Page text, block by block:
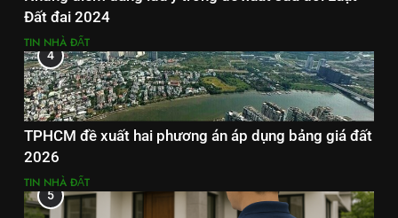
Đất đai 2024
TIN NHÀ ĐẤT
4
TPHCM đề xuất hai phương án áp dụng bảng giá đất
2026
TIN NHÀ ĐẤT
5